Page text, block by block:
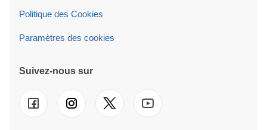
Politique des Cookies
Paramètres des cookies
Suivez-nous sur